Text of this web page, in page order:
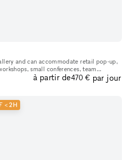
and can accommodate retail pop-up,
small conferences​,​ team
groups during non-ex
à partir de470 € par jour
< 2H